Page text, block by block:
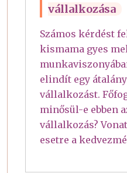
vállalkozása
Számos kérdést
kismama gyes
elindít egy
vállalkozást.
minősül-e ebben
vállalkozás?
esetre a